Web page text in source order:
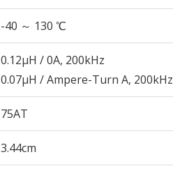
-40 ～ 130 ℃
0.12μH / 0A, 200kHz
0.07μH / Ampere-Turn A, 200kHz
75AT
3.44cm